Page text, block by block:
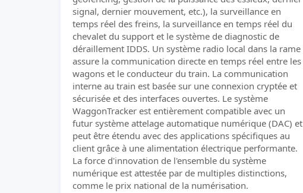
signal, dernier mouvement, etc.), la surveillance en
temps réel des freins, la surveillance en temps réel du
chevalet du support et le système de diagnostic de
déraillement IDDS. Un système radio local dans la rame
assure la communication directe en temps réel entre les
wagons et le conducteur du train. La communication
interne au train est basée sur une connexion cryptée et
sécurisée et des interfaces ouvertes. Le système
WaggonTracker est entièrement compatible avec un
futur système attelage automatique numérique (DAC) et
peut être étendu avec des applications spécifiques au
client grâce à une alimentation électrique performante.
La force d'innovation de l'ensemble du système
numérique est attestée par de multiples distinctions,
comme le prix national de la numérisation.